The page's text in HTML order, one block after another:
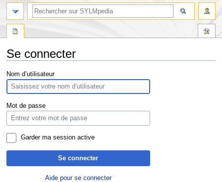
Se connecter
Aller
à
la
navigation
Aller
à
la
recherche
Nom d’utilisateur
Mot de passe
Garder ma session active
Se connecter
Aide pour se connecter